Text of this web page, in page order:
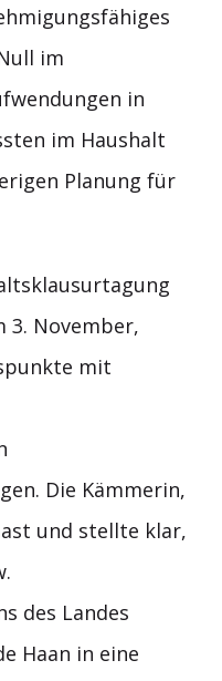
im
in
im Haushalt
Planung für
3. November,
mit
Die Kämmerin,
und stellte klar,
des Landes
Haan in eine